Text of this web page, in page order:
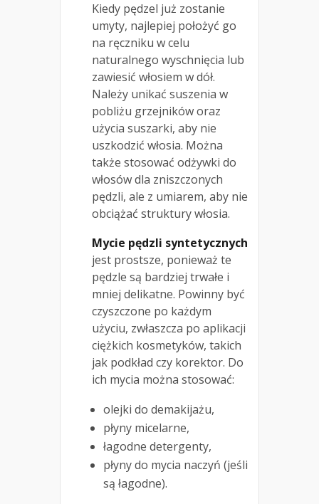
Kiedy pędzel już zostanie
umyty, najlepiej położyć go
na ręczniku w celu
naturalnego wyschnięcia lub
zawiesić włosiem w dół.
Należy unikać suszenia w
pobliżu grzejników oraz
użycia suszarki, aby nie
uszkodzić włosia. Można
także stosować odżywki do
włosów dla zniszczonych
pędzli, ale z umiarem, aby nie
obciążać struktury włosia.
Mycie pędzli syntetycznych
jest prostsze, ponieważ te
pędzle są bardziej trwałe i
mniej delikatne. Powinny być
czyszczone po każdym
użyciu, zwłaszcza po aplikacji
ciężkich kosmetyków, takich
jak podkład czy korektor. Do
ich mycia można stosować:
olejki do demakijażu,
płyny micelarne,
łagodne detergenty,
płyny do mycia naczyń (jeśli
są łagodne).